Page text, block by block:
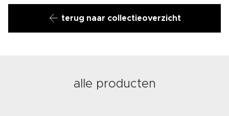
terug naar collectieoverzicht
alle producten